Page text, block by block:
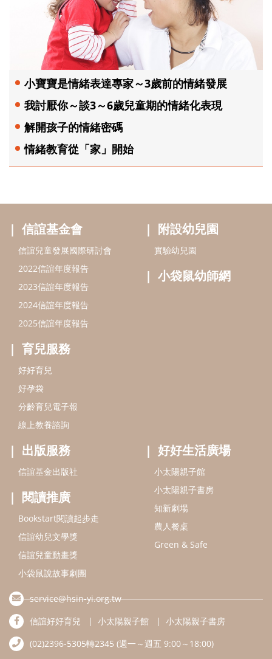
小寶寶是情緒表達專家～3歲前的情緒發展
我討厭你～談3～6歲兒童期的情緒化表現
解開孩子的情緒密碼
情緒教育從「家」開始
信誼基金會
信誼兒童發展國際研討會
2022信誼年度報告
2023信誼年度報告
2024信誼年度報告
2025信誼年度報告
育兒服務
好好育兒
好孕袋
分齡育兒電子報
線上教養諮詢
附設幼兒園
實驗幼兒園
小袋鼠幼師網
出版服務
信誼基金出版社
閱讀推廣
Bookstart閱讀起步走
信誼幼兒文學獎
信誼兒童動畫獎
小袋鼠說故事劇團
好好生活廣場
小太陽親子館
小太陽親子書房
知新劇場
農人餐桌
Green & Safe
service@hsin-yi.org.tw
信誼好好育兒
小太陽親子館
小太陽親子書房
(02)2396-5305轉2345 (週一～週五 9:00～18:00)